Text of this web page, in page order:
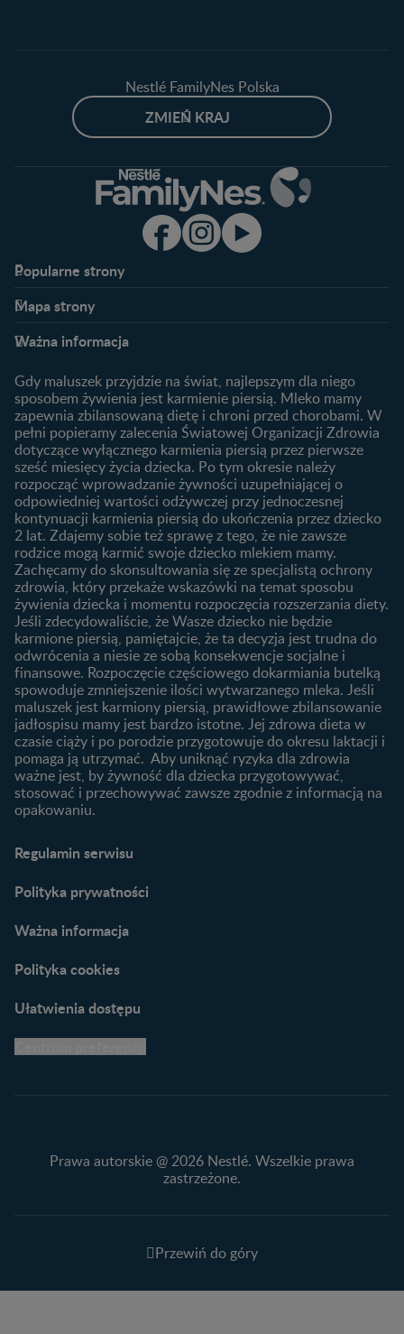
Nestlé FamilyNes Polska
ZMIEŃ KRAJ
Popularne strony​
Kontakt
FAQ
Produkty
Wyszukiwarka produktów
Nasze marki
Mapa strony​
Plamienie implantacyjne –
Jak zaplanować płeć
dziecka?
Jak rozpoznać dni płodne?
Badania przed ciążą
Planowanie urlopu
macierzyńskiego
1. trymestr ciąży
2. trymestr ciąży
3. trymestr ciąży
Rozwój dziecka
Kalendarz rozwoju dziecka
Skoki rozwojowe
Ząbkowanie u niemowląt
Żywienie dziecka
10 sposobów jak poprawić
laktację
Jakie mleko następne
wybrać dla dziecka?
Jak rozszerzać dietę
niemowlaka?
Przydatne materiały dla
rodziców
Poradniki dla rodziców
Karty do zdjęć dla
Maluszka
Materiały do pobrania
Narzędzia dla rodziców
praktyczne wskazówki
Ważna informacja
Gdy maluszek przyjdzie na świat, najlepszym dla niego
sposobem żywienia jest karmienie piersią. Mleko mamy
zapewnia zbilansowaną dietę i chroni przed chorobami. W
pełni popieramy zalecenia Światowej Organizacji Zdrowia
dotyczące wyłącznego karmienia piersią przez pierwsze
sześć miesięcy życia dziecka. Po tym okresie należy
rozpocząć wprowadzanie żywności uzupełniającej o
odpowiedniej wartości odżywczej przy jednoczesnej
kontynuacji karmienia piersią do ukończenia przez dziecko
2 lat. Zdajemy sobie też sprawę z tego, że nie zawsze
rodzice mogą karmić swoje dziecko mlekiem mamy.
Zachęcamy do skonsultowania się ze specjalistą ochrony
zdrowia, który przekaże wskazówki na temat sposobu
żywienia dziecka i momentu rozpoczęcia rozszerzania diety.
Jeśli zdecydowaliście, że Wasze dziecko nie będzie
karmione piersią, pamiętajcie, że ta decyzja jest trudna do
odwrócenia a niesie ze sobą konsekwencje socjalne i
finansowe. Rozpoczęcie częściowego dokarmiania butelką
spowoduje zmniejszenie ilości wytwarzanego mleka. Jeśli
maluszek jest karmiony piersią, prawidłowe zbilansowanie
jadłospisu mamy jest bardzo istotne. Jej zdrowa dieta w
czasie ciąży i po porodzie przygotowuje do okresu laktacji i
pomaga ją utrzymać. Aby uniknąć ryzyka dla zdrowia
ważne jest, by żywność dla dziecka przygotowywać,
stosować i przechowywać zawsze zgodnie z informacją na
opakowaniu.
Regulamin serwisu
Polityka prywatności
Ważna informacja
Polityka cookies
Ułatwienia dostępu
Prawa autorskie @ 2026 Nestlé. Wszelkie prawa
zastrzeżone.
Przewiń do góry